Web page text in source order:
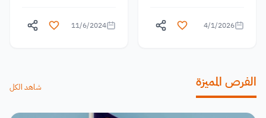
4/1/2026
11/6/2024
الفرص المميزة شاهد الكل